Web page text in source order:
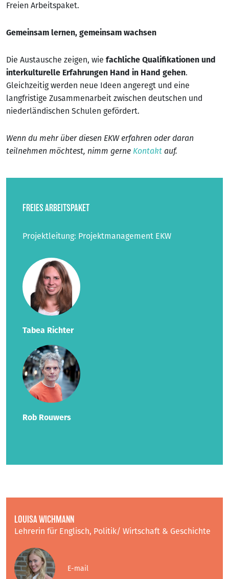
Freien Arbeitspaket.
Gemeinsam lernen, gemeinsam wachsen
Die Austausche zeigen, wie fachliche Qualifikationen und
interkulturelle Erfahrungen Hand in Hand gehen.
Gleichzeitig werden neue Ideen angeregt und eine
langfristige Zusammenarbeit zwischen deutschen und
niederländischen Schulen gefördert.
Wenn du mehr über diesen EKW erfahren oder daran
teilnehmen möchtest, nimm gerne Kontakt auf.
FREIES ARBEITSPAKET
Projektleitung: Projektmanagement EKW
Tabea Richter
Rob Rouwers
LOUISA WICHMANN
Lehrerin für Englisch, Politik/ Wirtschaft & Geschichte
E-mail